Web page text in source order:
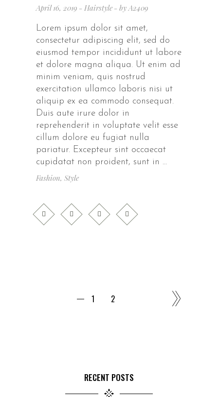
April 16, 2019 Hairstyle byA2409
Lorem ipsum dolor sit amet,
consectetur adipiscing elit, sed do
eiusmod tempor incididunt ut labore
et dolore magna aliqua. Ut enim ad
minim veniam, quis nostrud
exercitation ullamco laboris nisi ut
aliquip ex ea commodo consequat.
Duis aute irure dolor in
reprehenderit in voluptate velit esse
cillum dolore eu fugiat nulla
pariatur. Excepteur sint occaecat
cupidatat non proident, sunt in
Fashion, Style
1 2
RECENT POSTS